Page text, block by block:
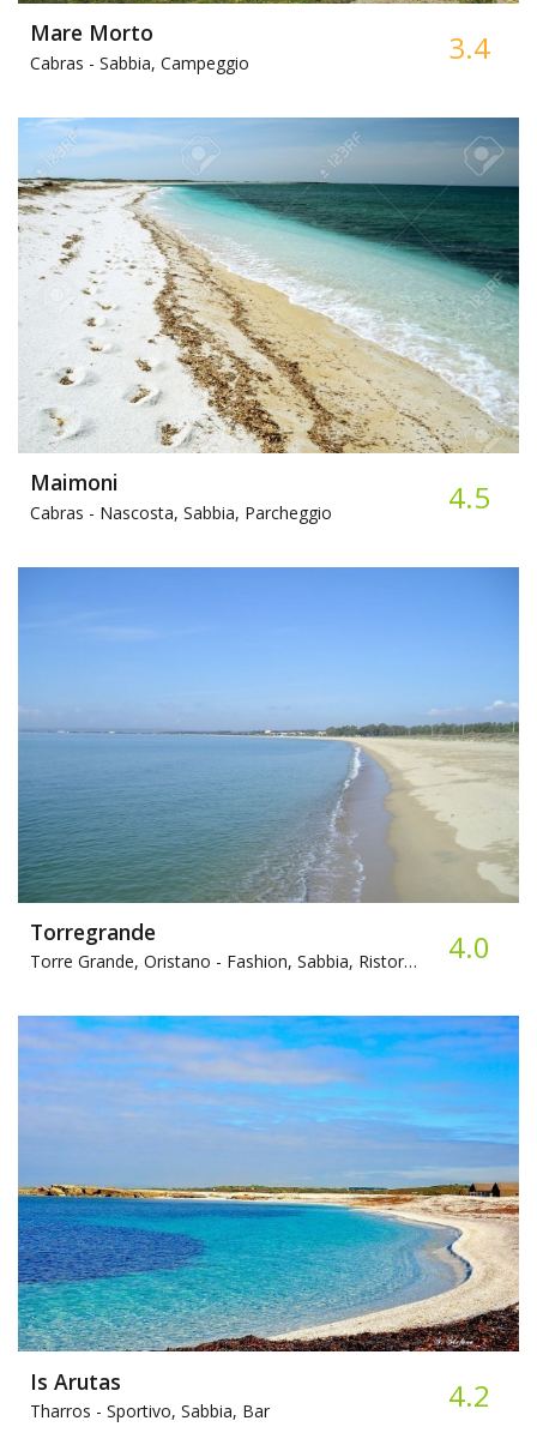
Mare Morto
Cabras - Sabbia, Campeggio 3.4
Maimoni
Cabras - Nascosta, Sabbia, Parcheggio 4.5
Torregrande
Torre Grande, Oristano - Fashion, Sabbia, Ristorante 4.0
Is Arutas
Tharros - Sportivo, Sabbia, Bar 4.2